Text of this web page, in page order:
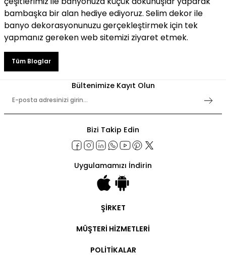
bambaşka bir alan hediye ediyoruz. Selim dekorile
banyo dekorasyonunuzu gerçekleştirmek için tek
yapmanız gereken web sitemizi ziyaret etmek.
Tüm Bloglar
Bültenimize Kayıt Olun
Bizi Takip Edin
Uygulamamızı İndirin
ŞİRKET
Hakkımızda
MÜŞTERİ HİZMETLERİ
Ticari Hesap
POLİTİKALAR